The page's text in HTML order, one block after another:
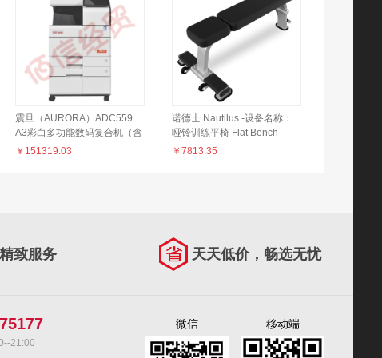
震旦（AURORA）ADC559
A3彩白多功能数码复合机（含
双面同步扫描输稿器+双纸盒
￥ 151319.03
诺德士 Nautilus -设备名称：
哑铃训练平椅 Flat Bench
H9NP-B7507
￥ 7813.35
致服务 天天低价，畅选无忧
21:00
微信 移动端